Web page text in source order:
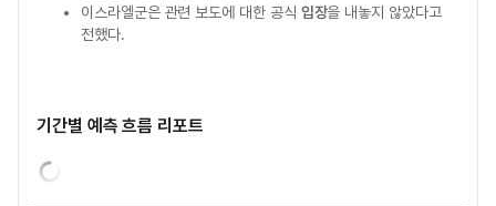
이스라엘군은 관련 보도에 대한 공식 입장을 내놓지 않았다고
전했다.
기간별 예측 흐름 리포트